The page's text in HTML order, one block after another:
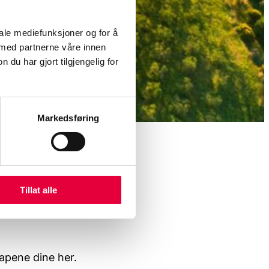
mediefunksjoner og for å
partnerne våre innen
du har gjort tilgjengelig for
Markedsføring
Tillat alle
dine her.